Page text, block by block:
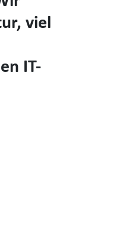
viel
IT-